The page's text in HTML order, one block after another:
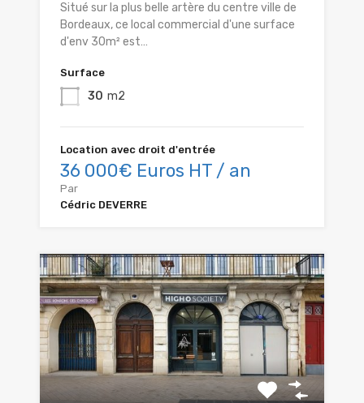
Situé sur la plus belle artère du centre ville de
Bordeaux, ce local commercial d'une surface
d'env 30m² est…
Surface
30 m2
Location avec droit d'entrée
36 000€ Euros HT / an
Par
Cédric DEVERRE